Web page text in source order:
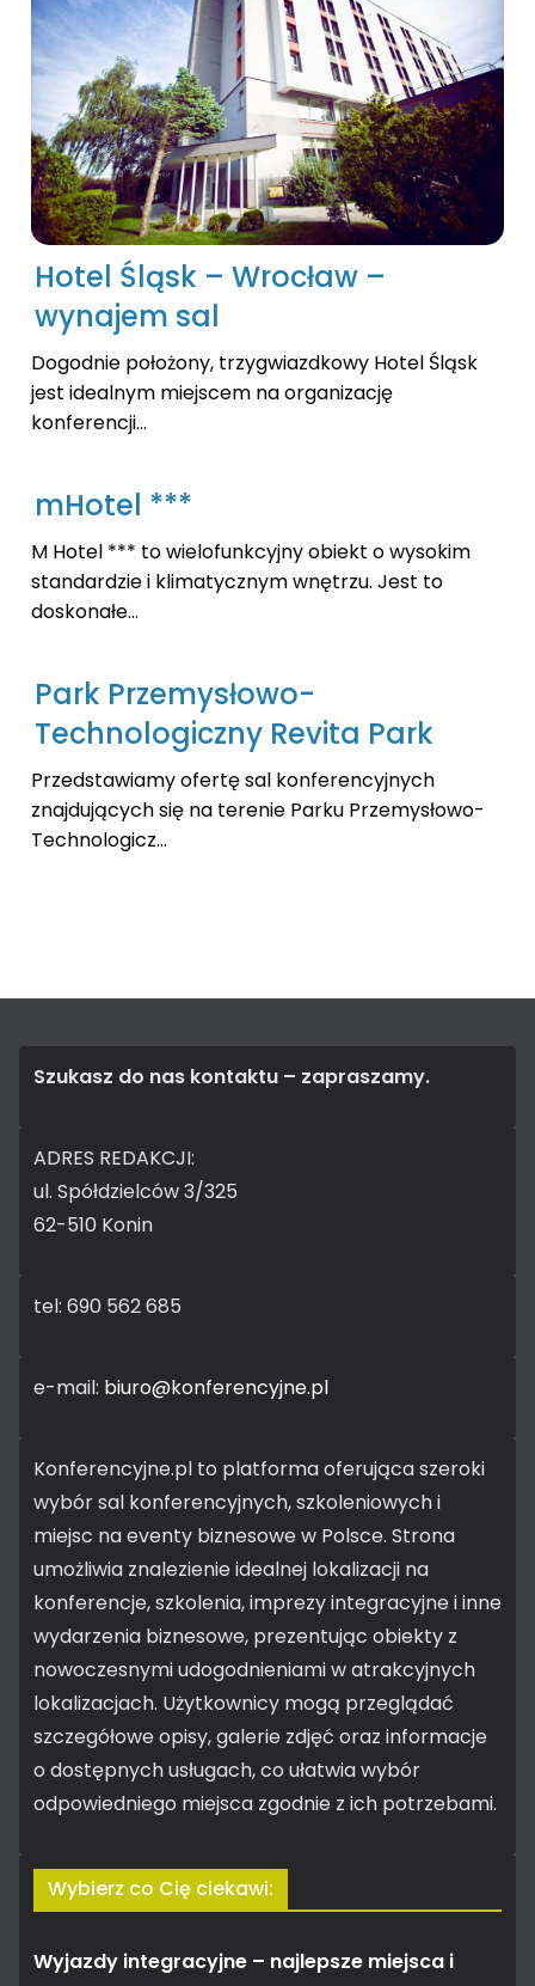
Hotel Śląsk – Wrocław –
wynajem sal
Dogodnie położony, trzygwiazdkowy Hotel Śląsk
jest idealnym miejscem na organizację
konferencji...
mHotel ***
M Hotel *** to wielofunkcyjny obiekt o wysokim
standardzie i klimatycznym wnętrzu. Jest to
doskonałe...
Park Przemysłowo-
Technologiczny Revita Park
Przedstawiamy ofertę sal konferencyjnych
znajdujących się na terenie Parku Przemysłowo-
Technologicz...
Szukasz do nas kontaktu – zapraszamy.
ADRES REDAKCJI:
ul. Spółdzielców 3/325
62-510 Konin
tel: 690 562 685
e-mail: biuro@konferencyjne.pl
Konferencyjne.pl to platforma oferująca szeroki
wybór sal konferencyjnych, szkoleniowych i
miejsc na eventy biznesowe w Polsce. Strona
umożliwia znalezienie idealnej lokalizacji na
konferencje, szkolenia, imprezy integracyjne i inne
wydarzenia biznesowe, prezentując obiekty z
nowoczesnymi udogodnieniami w atrakcyjnych
lokalizacjach. Użytkownicy mogą przeglądać
szczegółowe opisy, galerie zdjęć oraz informacje
o dostępnych usługach, co ułatwia wybór
odpowiedniego miejsca zgodnie z ich potrzebami.
Wybierz co Cię ciekawi:
Wyjazdy integracyjne – najlepsze miejsca i